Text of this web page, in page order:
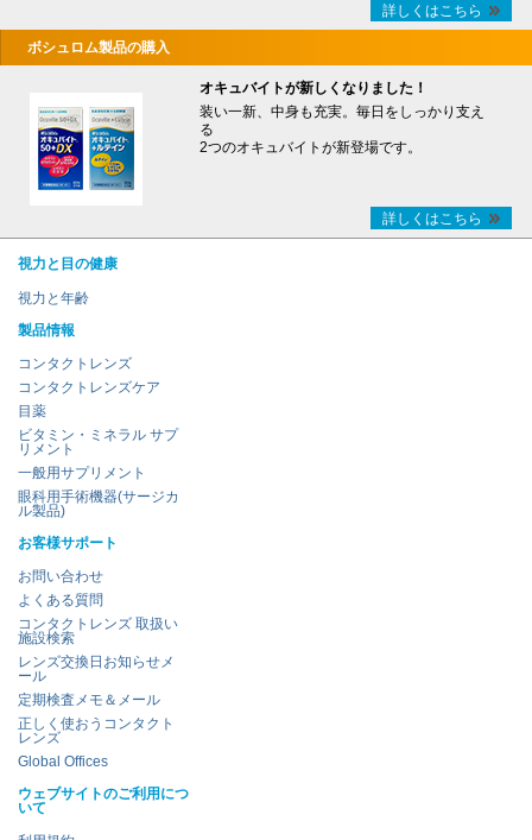
詳しくはこちら
ボシュロム製品の購入
オキュバイトが新しくなりました！
装い一新、中身も充実。毎日をしっかり支え
る
2つのオキュバイトが新登場です。
詳しくはこちら
視力と目の健康
視力と年齢
製品情報
コンタクトレンズ
コンタクトレンズケア
目薬
ビタミン・ミネラル サプ
リメント
一般用サプリメント
眼科用手術機器(サージカ
ル製品)
お客様サポート
お問い合わせ
よくある質問
コンタクトレンズ 取扱い
施設検索
レンズ交換日お知らせメ
ール
定期検査メモ＆メール
正しく使おうコンタクト
レンズ
Global Offices
ウェブサイトのご利用につ
いて